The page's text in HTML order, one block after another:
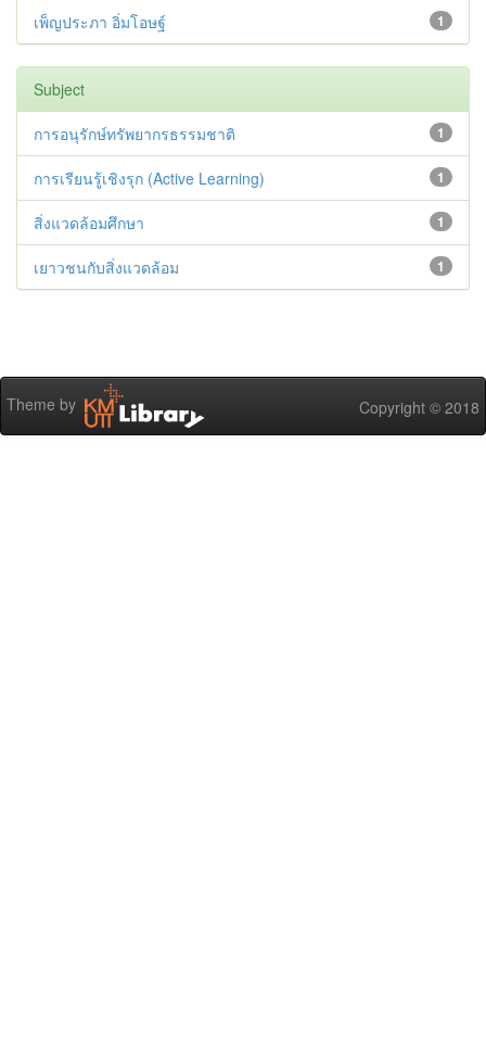
1
เพ็ญประภา อิ่มโอษฐ์
Subject
1
การอนุรักษ์ทรัพยากรธรรมชาติ
1
การเรียนรู้เชิงรุก (Active Learning)
1
สิ่งแวดล้อมศึกษา
1
เยาวชนกับสิ่งแวดล้อม
Theme by Copyright © 2018